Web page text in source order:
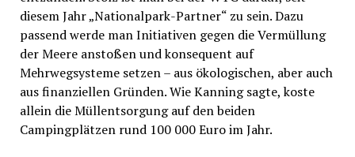
diesem Jahr „Nationalpark-Partner“ zu sein. Dazu
passend werde man Initiativen gegen die Vermüllung
der Meere anstoßen und konsequent auf
Mehrwegsysteme setzen – aus ökologischen, aber auch
aus finanziellen Gründen. Wie Kanning sagte, koste
allein die Müllentsorgung auf den beiden
Campingplätzen rund 100 000 Euro im Jahr.